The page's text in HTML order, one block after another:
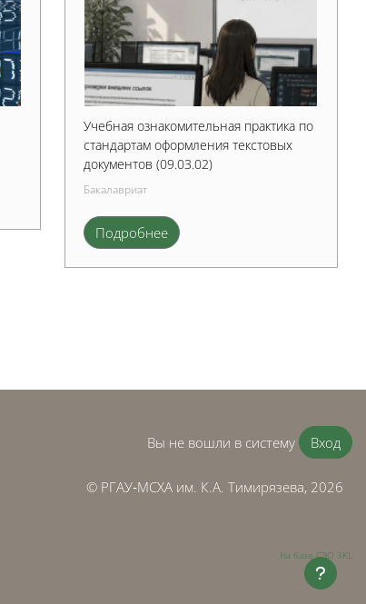
Учебная ознакомительная практика по
стандартам оформления текстовых
документов (09.03.02)
Бакалавриат
Подробнее
Вы не вошли в систему Вход
© РГАУ‑МСХА им. К.А. Тимирязева, 2026
На базе СЭО 3KL